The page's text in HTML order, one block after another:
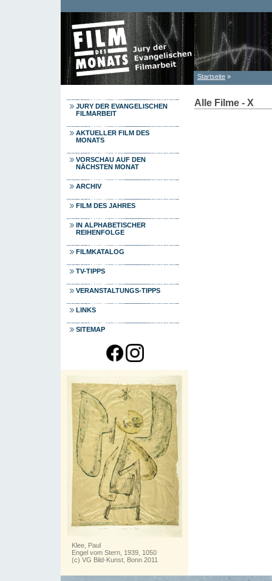
Sie sind hier
Startseite »
JURY DER EVANGELISCHEN
FILMARBEIT
AKTUELLER FILM DES
MONATS
VORSCHAU AUF DEN
NÄCHSTEN MONAT
ARCHIV
FILM DES JAHRES
IN ALPHABETISCHER
REIHENFOLGE
FILMKATALOG
TV-TIPPS
VERANSTALTUNGS-TIPPS
LINKS
SITEMAP
Klee, Paul
Engel vom Stern, 1939, 1050
(c) VG Bild-Kunst, Bonn 2011
Alle Filme - X